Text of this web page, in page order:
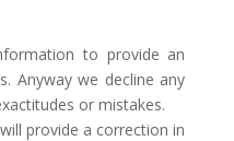
to provide an
Anyway we decline any
or mistakes.
provide a correction in